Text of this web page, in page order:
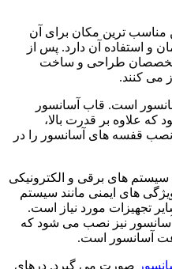
مناسب ترین مکان برای آن
و استفاده آن دارد. پس از
طراحی و ساخت
می کنند.
است. قاب آسانسور
علاوه بر قدرت بالا،
قفسه های آسانسور را در
های برقی و الکترونیکی
های ایمنی مانند سیستم
تجهیزات مورد نیاز است.
نیز نصب می شود که
آسانسور است.
صورت می گیرد. درهای